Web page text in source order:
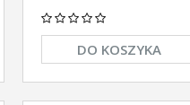
DO KOSZYKA